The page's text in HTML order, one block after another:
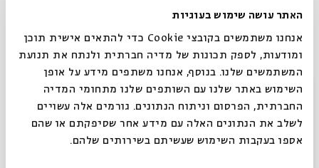
האתר עושה שימוש בעוגיות
אנחנו משתמשים בקובצי Cookie כדי להתאים אישית תוכן
ומודעות, לספק תכונות של מדיה חברתית ולנתח את תנועת
המשתמשים שלנו. בנוסף, אנחנו משתפים מידע על אופן
השימוש באתר שלנו עם השותפים שלנו מתחומי המדיה
החברתית, הפרסום וניתוח הנתונים. גורמים אלה עשויים
לשלב את הנתונים האלה עם מידע אחר שסיפקתם או שהם
אספו בעקבות השימוש שעשיתם בשירותים שלהם.
שלא נפתר' נדבר על המקומות שבהם אלוהים מנסה אותי, ועליי
ללמוד שהוא זה שמנסה אותי. גם הקושי, ויהיה הגדול ביותר, כמו
השואה, בא ממנו".
סגור